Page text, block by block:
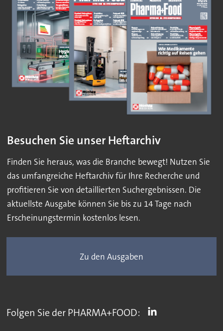
Besuchen Sie unser Heftarchiv
Finden Sie heraus, was die Branche bewegt! Nutzen Sie
das umfangreiche Heftarchiv für Ihre Recherche und
profitieren Sie von detaillierten Suchergebnissen. Die
aktuellste Ausgabe können Sie bis zu 14 Tage nach
Erscheinungstermin kostenlos lesen.
Zu den Ausgaben
Folgen Sie der PHARMA+FOOD: